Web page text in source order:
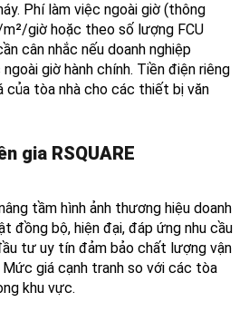
Phí làm việc ngoài giờ (thông
giờ hoặc theo số lượng FCU
cân nhắc nếu doanh nghiệp
giờ hành chính. Tiền điện riêng
tòa nhà cho các thiết bị văn
gia RSQUARE
tầm hình ảnh thương hiệu doanh
đồng bộ, hiện đại, đáp ứng nhu cầu
tư uy tín đảm bảo chất lượng vận
Mức giá cạnh tranh so với các tòa
khu vực.